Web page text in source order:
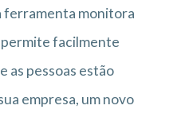
ferramenta monitora
facilmente
as pessoas estão
empresa, um novo